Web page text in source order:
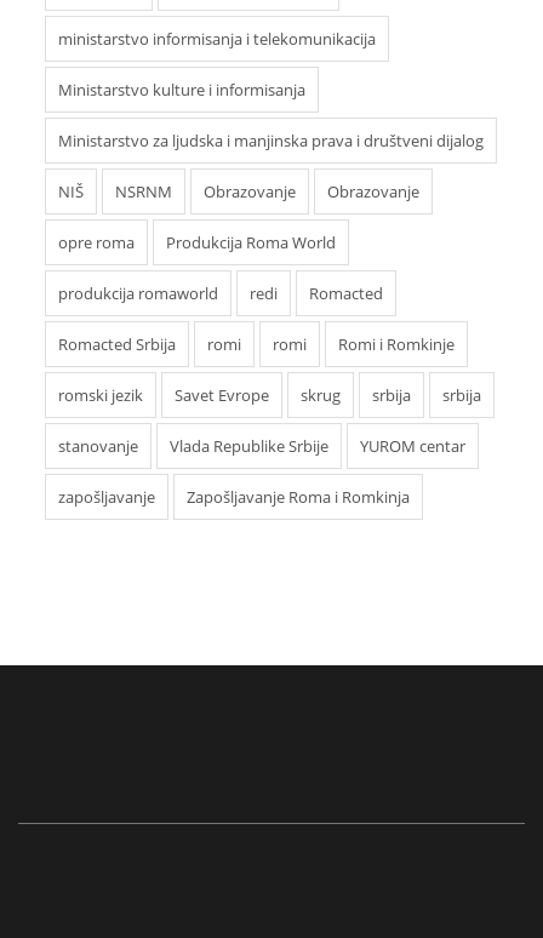
ministarstvo informisanja i telekomunikacija
Ministarstvo kulture i informisanja
Ministarstvo za ljudska i manjinska prava i društveni dijalog
NIŠ NSRNM Obrazovanje Obrazovanje
opre roma Produkcija Roma World
produkcija romaworld redi Romacted
Romacted Srbija romi romi Romi i Romkinje
romski jezik Savet Evrope skrug srbija srbija
stanovanje Vlada Republike Srbije YUROM centar
zapošljavanje Zapošljavanje Roma i Romkinja